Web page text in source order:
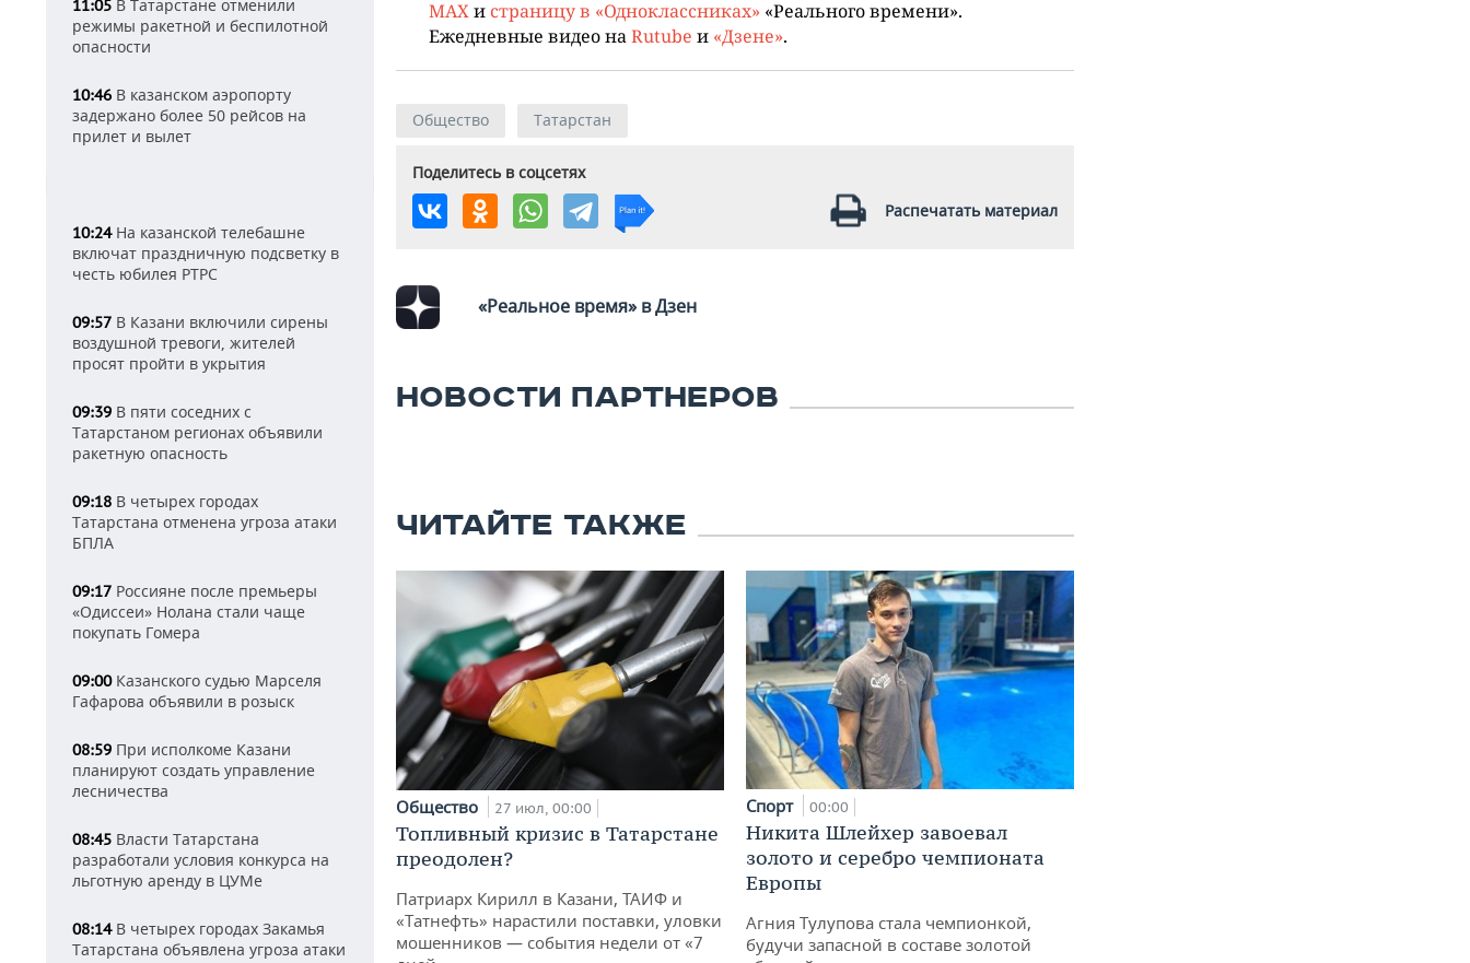
11:05 В Татарстане отменили
режимы ракетной и беспилотной
опасности
10:46 В казанском аэропорту
задержано более 50 рейсов на
прилет и вылет
10:24На казанской телебашне
включат праздничную подсветку в
честь юбилея РТРС
09:57 В Казани включили сирены
воздушной тревоги, жителей
просят пройти в укрытия
09:39 В пяти соседних с
Татарстаном регионах объявили
ракетную опасность
09:18 В четырех городах
Татарстана отменена угроза атаки
БПЛА
09:17 Россияне после премьеры
«Одиссеи» Нолана стали чаще
покупать Гомера
09:00Казанского судью Марселя
Гафарова объявили в розыск
08:59 При исполкоме Казани
планируют создать управление
лесничества
08:45 Власти Татарстана
разработали условия конкурса на
льготную аренду в ЦУМе
08:14В четырех городах Закамья
Татарстана объявлена угроза атаки
MAXи страницу в «Одноклассниках» «Реального времени».
Ежедневные видео наRutube и «Дзене».
Общество Татарстан
Поделитесь в соцсетях
Распечатать материал
«Реальное время» в Дзен
НОВОСТИ ПАРТНЕРОВ
ЧИТАЙТЕ ТАКЖЕ
Общество 27 июл, 00:00
Топливный кризис в Татарстане
преодолен?
Патриарх Кирилл в Казани, ТАИФ и
«Татнефть» нарастили поставки, уловки
мошенников — события недели от «7
Спорт 00:00
Никита Шлейхер завоевал
золото и серебро чемпионата
Европы
Агния Тулупова стала чемпионкой,
будучи запасной в составе золотой